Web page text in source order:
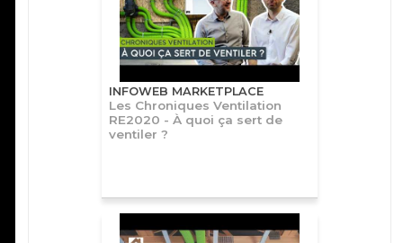
INFOWEB MARKETPLACE
Les Chroniques Ventilation
RE2020 - À quoi ça sert de
ventiler ?